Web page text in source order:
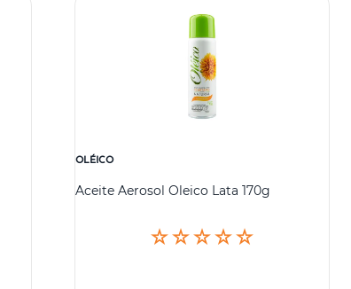
OLÉICO
Aceite Aerosol Oleico Lata 170g
☆☆☆☆☆